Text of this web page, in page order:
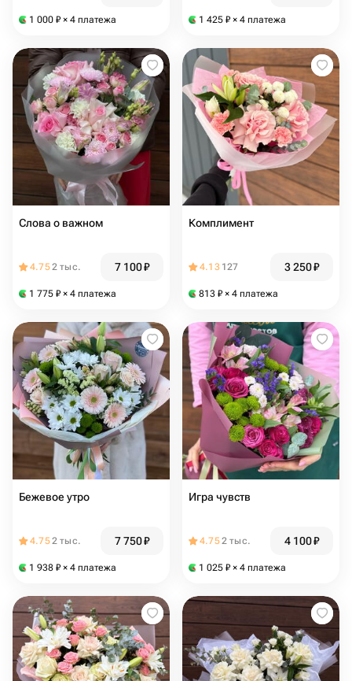
1 000 ₽ × 4 платежа 1 425 ₽ × 4 платежа
Слова о важном
4.752 тыс. 7 100₽
1 775 ₽ × 4 платежа
Комплимент
4.13 127 3 250₽
813 ₽ × 4 платежа
Бежевое утро
4.752 тыс. 7 750₽
1 938 ₽ × 4 платежа
Игра чувств
4.752 тыс. 4 100₽
1 025 ₽ × 4 платежа